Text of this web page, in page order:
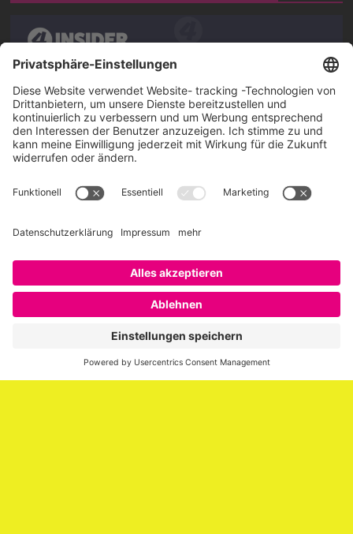
Über SAATKORN
SAATKORN ist der Blog von Gero Hesse. Seit 2009 schreibt
er über die Themen Employer Branding,